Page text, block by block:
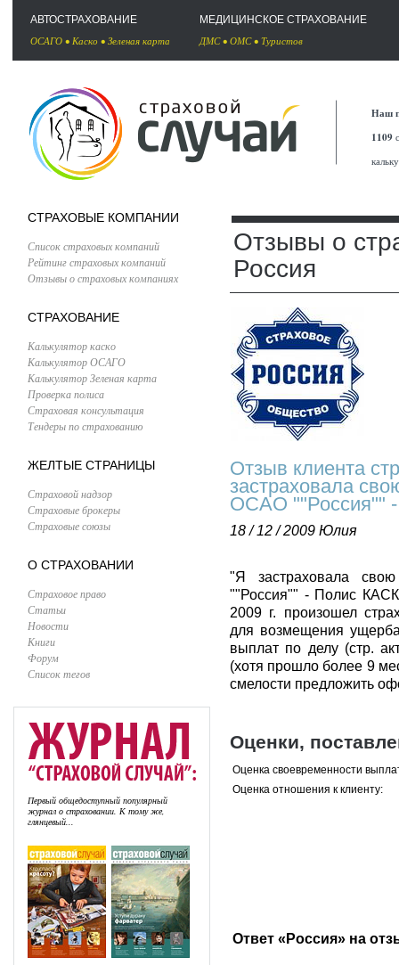
АВТОСТРАХОВАНИЕ
ОСАГО • Каско • Зеленая карта
МЕДИЦИНСКОЕ СТРАХОВАНИЕ
ДМС• ОМС• Туристов
Наш
1109
СТРАХОВЫЕ КОМПАНИИ
Список страховых компаний
Рейтинг страховых компаний
Отзывы о страховых компаниях
СТРАХОВАНИЕ
Калькулятор каско
Калькулятор ОСАГО
Калькулятор Зеленая карта
Проверка полиса
Страховая консультация
Тендеры по страхованию
ЖЕЛТЫЕ СТРАНИЦЫ
Страховой надзор
Страховые брокеры
Страховые союзы
О СТРАХОВАНИИ
Страховое право
Статьи
Новости
Книги
Форум
Список тегов
Первый общедоступный популярный
журнал о страховании. К тому же,
глянцевый...
Отзывы о
Россия
Отзыв клиента
застраховала
ОСАО ""Россия""
18 / 12 / 2009 Юлия
"Я застраховала
""Россия"" - Полис
2009 г. произошел
для возмещения
выплат по делу (стр.
(хотя прошло более 9
смелости предложить
Оценки,
Оценка своевременности
Оценка отношения к клиенту:
Ответ «Россия» на